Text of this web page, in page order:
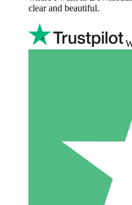
clear and beautiful.